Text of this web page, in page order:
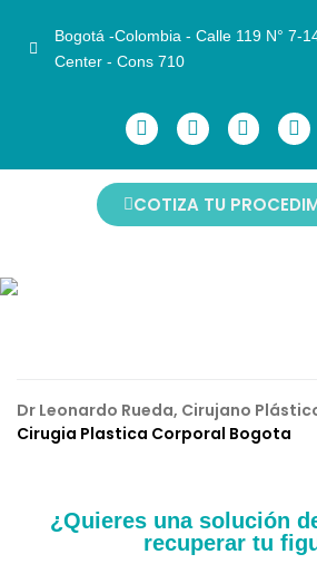
Bogotá -Colombia - Calle 119 N° 7-
Center - Cons 710
COTIZA TU
Dr Leonardo Rueda, Cirujano
Cirugia Plastica Corporal Bogota
¿Quieres una solución
recuperar tu